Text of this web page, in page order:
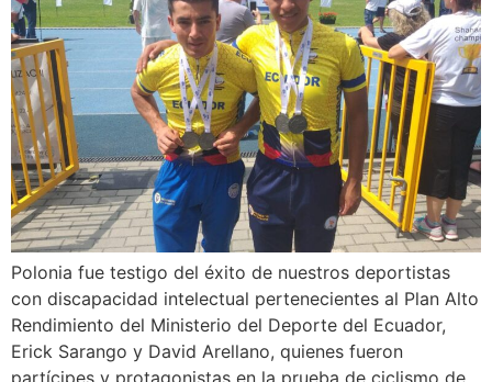
Polonia fue testigo del éxito de nuestros deportistas
con discapacidad intelectual pertenecientes al Plan Alto
Rendimiento del Ministerio del Deporte del Ecuador,
Erick Sarango y David Arellano, quienes fueron
partícipes y protagonistas en la prueba de ciclismo de